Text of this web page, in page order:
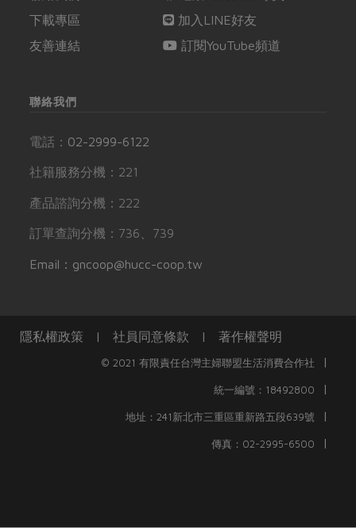
下載專區
友善連結
加入LINE好友
訂閱YouTube頻道
聯絡我們
電話： 02-2999-6122
社籍服務分機：221
產品諮詢分機：222
訂單查詢分機：736、739
Email：gncoop@hucc-coop.tw
隱私權政策 | 社員同意條款 | 著作權聲明
© 2021 有限責任台灣主婦聯盟生活消費合作社 |
統一編號：18492800 |
地址：241新北市三重區重新路五段639號 |
傳真：02-2995-6500 |